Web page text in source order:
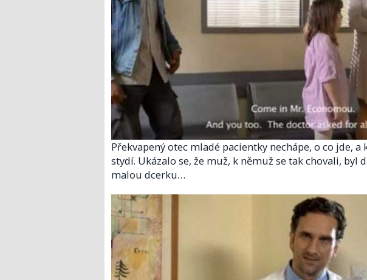
Překvapený otec mladé pacientky nechápe, o co jde, a
stydí. Ukázalo se, že muž, k němuž se tak chovali, byl
malou dcerku…